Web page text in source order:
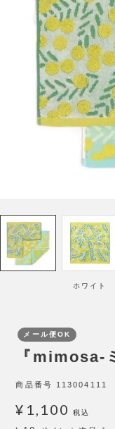
ホワイト
メール便OK
『mimosa-
商品番号 113004111
¥ 1,100 税込